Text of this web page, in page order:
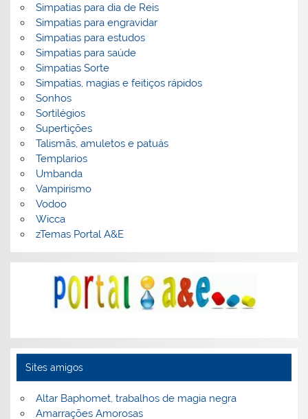
Simpatias para dia de Reis
Simpatias para engravidar
Simpatias para estudos
Simpatias para saúde
Simpatias Sorte
Simpatias, magias e feitiços rápidos
Sonhos
Sortilégios
Supertições
Talismãs, amuletos e patuás
Templarios
Umbanda
Vampirismo
Vodoo
Wicca
zTemas Portal A&E
Sites amigos
Altar Baphomet, trabalhos de magia negra
Amarrações Amorosas